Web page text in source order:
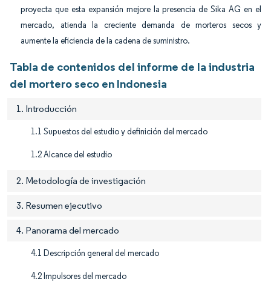
proyecta que esta expansión mejore la presencia de Sika AG en el
mercado, atienda la creciente demanda de morteros secos y
aumente la eficiencia de la cadena de suministro.
Tabla de contenidos del informe de la industria
del mortero seco en Indonesia
1. Introducción
1.1 Supuestos del estudio y definición del mercado
1.2 Alcance del estudio
2. Metodología de investigación
3. Resumen ejecutivo
4. Panorama del mercado
4.1 Descripción general del mercado
4.2 Impulsores del mercado